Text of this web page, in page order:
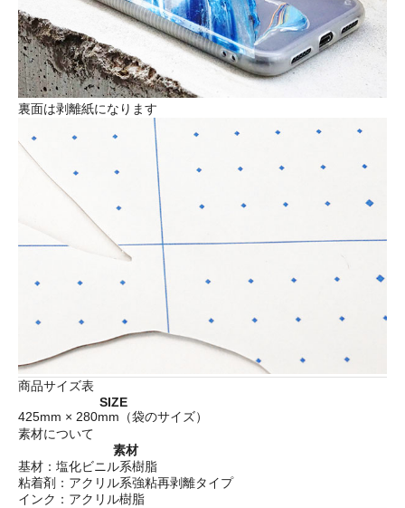
裏面は剥離紙になります
商品サイズ表
SIZE
425mm × 280mm（袋のサイズ）
素材について
素材
基材：塩化ビニル系樹脂
粘着剤：アクリル系強粘再剥離タイプ
インク：アクリル樹脂